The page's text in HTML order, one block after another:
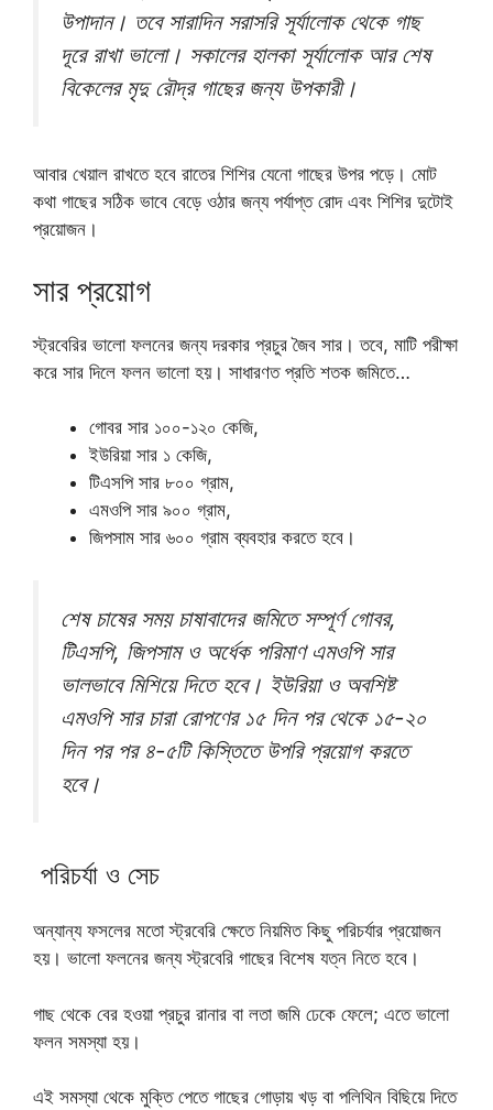
উপাদান। তবে সারাদিন সরাসরি সূর্যালোক থেকে গাছ
দূরে রাখা ভালো। সকালের হালকা সূর্যালোক আর শেষ
বিকেলের মৃদু রৌদ্র গাছের জন্য উপকারী।
আবার খেয়াল রাখতে হবে রাতের‌ শিশির যেনো গাছের উপর পড়ে। মোট
কথা গাছের সঠিক ভাবে বেড়ে ওঠার জন্য পর্যাপ্ত রোদ এবং শিশির দুটোই
প্রয়োজন।
সার প্রয়োগ
স্ট্রবেরির ভালো ফলনের জন্য দরকার প্রচুর জৈব সার। তবে, মাটি পরীক্ষা
করে সার দিলে ফলন ভালো হয়। সাধারণত প্রতি শতক জমিতে…
গোবর সার ১০০-১২০ কেজি,
ইউরিয়া সার ১ কেজি,
টিএসপি সার ৮০০ গ্রাম,
এমওপি সার ৯০০ গ্রাম,
জিপসাম সার ৬০০ গ্রাম ব্যবহার করতে হবে।
শেষ চাষের সময় চাষাবাদের জমিতে সম্পূর্ণ গোবর,
টিএসপি, জিপসাম ও অর্ধেক পরিমাণ এমওপি সার
ভালভাবে মিশিয়ে দিতে হবে। ইউরিয়া ও অবশিষ্ট
এমওপি সার চারা রোপণের ১৫ দিন পর থেকে ১৫-২০
দিন পর পর ৪-৫টি কিস্তিতে উপরি প্রয়োগ করতে
হবে।
পরিচর্যা ও সেচ
অন্যান্য ফসলের মতো স্ট্রবেরি ক্ষেতে নিয়মিত কিছু পরিচর্যার প্রয়োজন
হয়। ভালো ফলনের জন্য স্ট্রবেরি গাছের বিশেষ যত্ন নিতে হবে।
গাছ থেকে বের হওয়া প্রচুর রানার বা লতা জমি ঢেকে ফেলে; এতে ভালো
ফলন সমস্যা হয়।
এই সমস্যা থেকে মুক্তি পেতে গাছের গোড়ায় খড় বা পলিথিন বিছিয়ে দিতে